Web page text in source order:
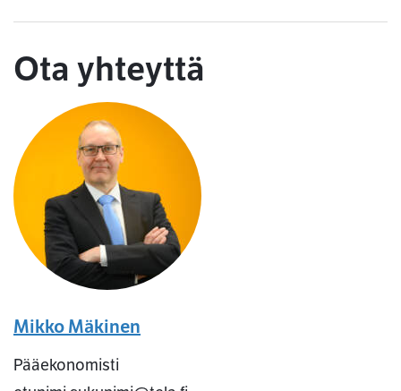
Ota yhteyttä
Mikko Mäkinen
Pääekonomisti